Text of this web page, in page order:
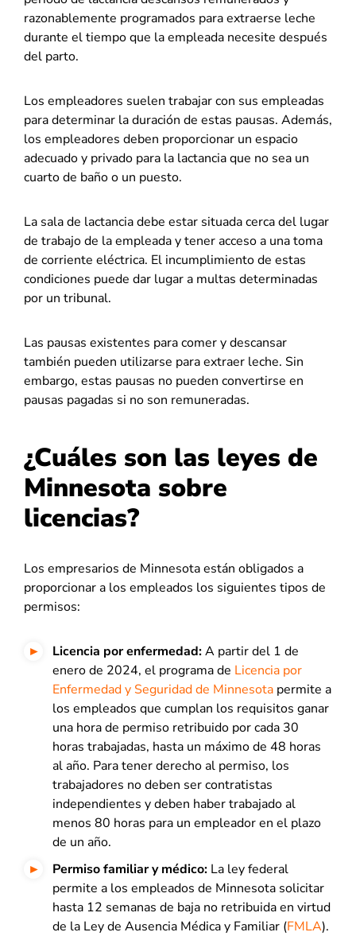
razonablemente programados para extraerse leche
durante el tiempo que la empleada necesite después
del parto.
Los empleadores suelen trabajar con sus empleadas
para determinar la duración de estas pausas. Además,
los empleadores deben proporcionar un espacio
adecuado y privado para la lactancia que no sea un
cuarto de baño o un puesto.
La sala de lactancia debe estar situada cerca del lugar
de trabajo de la empleada y tener acceso a una toma
de corriente eléctrica. El incumplimiento de estas
condiciones puede dar lugar a multas determinadas
por un tribunal.
Las pausas existentes para comer y descansar
también pueden utilizarse para extraer leche. Sin
embargo, estas pausas no pueden convertirse en
pausas pagadas si no son remuneradas.
¿Cuáles son las leyes de
Minnesota sobre
licencias?
Los empresarios de Minnesota están obligados a
proporcionar a los empleados los siguientes tipos de
permisos:
Licencia por enfermedad:A partir del 1 de
enero de 2024, el programa de Licencia por
Enfermedad y Seguridad de Minnesota permite a
los empleados que cumplan los requisitos ganar
una hora de permiso retribuido por cada 30
horas trabajadas, hasta un máximo de 48 horas
al año. Para tener derecho al permiso, los
trabajadores no deben ser contratistas
independientes y deben haber trabajado al
menos 80 horas para un empleador en el plazo
de un año.
Permiso familiar y médico: La ley federal
permite a los empleados de Minnesota solicitar
hasta 12 semanas de baja no retribuida en virtud
de la Ley de Ausencia Médica y Familiar (FMLA).